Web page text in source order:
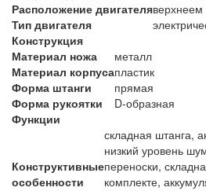
Расположение двигателяверхнеем
Тип двигателя
Конструкция
Материал ножа
металл
Материал корпусапластик
Форма штанги
прямая
Форма рукоятки
D-образная
Функции
Конструктивные
особенности
складная штанга,
низкий уровень
переноски,
комплекте,